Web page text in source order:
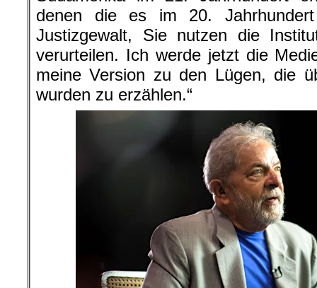
denen die es im 20.
Justizgewalt, Sie nutzen die
verurteilen. Ich werde jetzt die
meine Version zu den Lügen, die
wurden zu erzählen.“